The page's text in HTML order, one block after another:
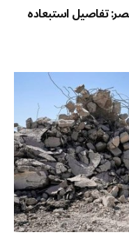
تفاصيل استبعاده